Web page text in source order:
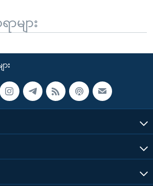
များ
း